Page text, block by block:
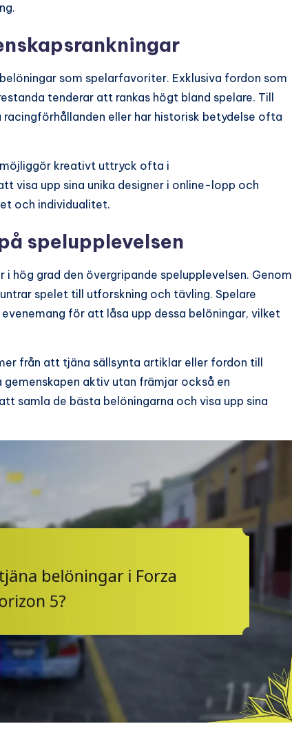
som spelarfavoriter. Exklusiva fordon som
tenderar att rankas högt bland spelare. Till
eller har historisk betydelse ofta
möjliggör kreativt uttryck ofta i
visa upp sina unika designer i online-lopp och
och individualitet.
spelupplevelsen
hög grad den övergripande spelupplevelsen. Genom
spelet till utforskning och tävling. Spelare
för att låsa upp dessa belöningar, vilket
från att tjäna sällsynta artiklar eller fordon till
aktiv utan främjar också en
samla de bästa belöningarna och visa upp sina